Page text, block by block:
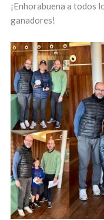
¡Enhorabuena a todos
ganadores!